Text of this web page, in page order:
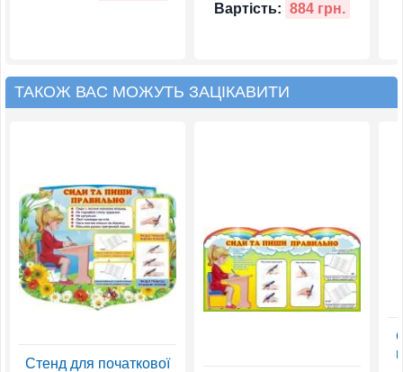
Вартість: 884 грн.
ТАКОЖ ВАС МОЖУТЬ ЗАЦІКАВИТИ
Стенд для початкової